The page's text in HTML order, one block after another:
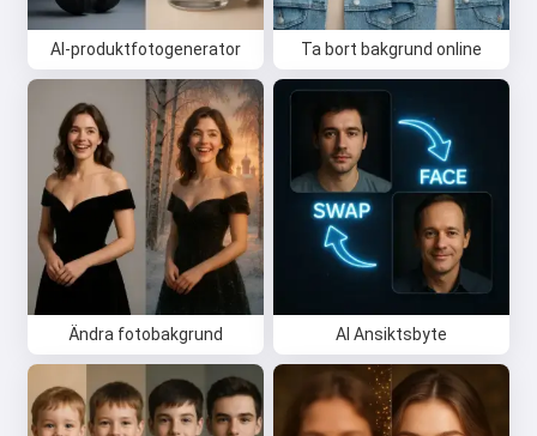
AI-produktfotogenerator Ta bort bakgrund online
Ändra fotobakgrund AI Ansiktsbyte